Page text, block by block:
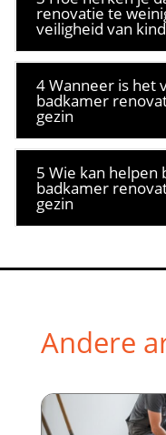
renovatie te
veiligheid van
4 Wanneer is het
badkamer
gezin
5 Wie kan helpen
badkamer
gezin
Andere